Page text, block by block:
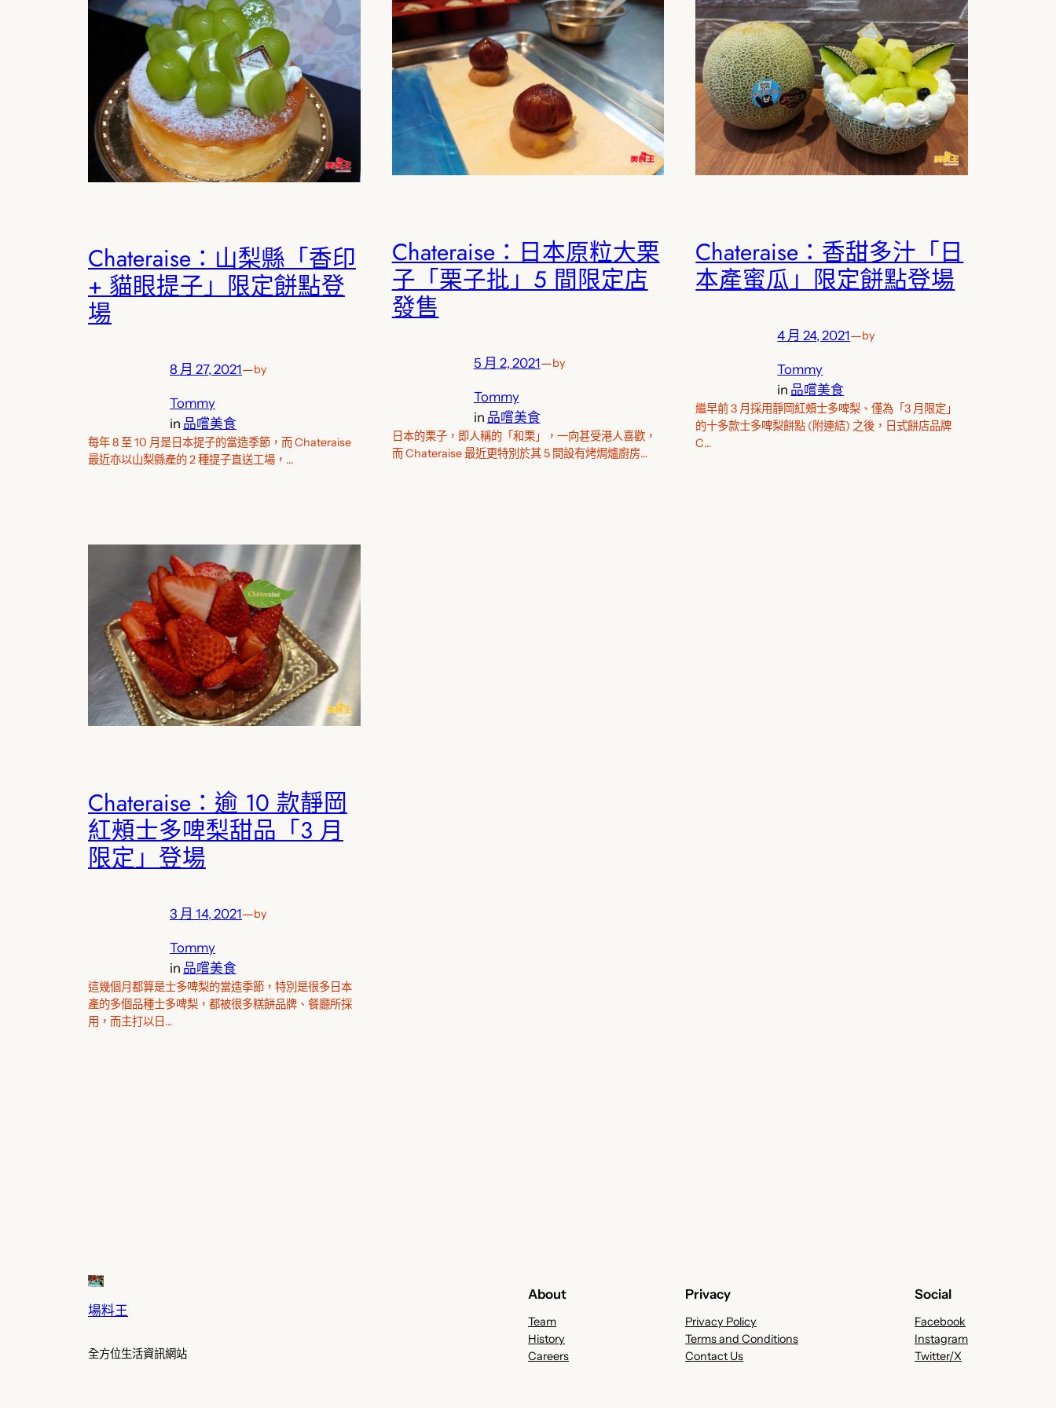
Chateraise：山梨縣「香印
+ 貓眼提子」限定餅點登
場
8 月 27, 2021—by
Tommy
in 品嚐美食
每年 8 至 10 月是日本提子的當造季節，而 Chateraise
最近亦以山梨縣產的 2 種提子直送工場，…
Chateraise：日本原粒大栗
子「栗子批」5 間限定店
發售
5 月 2, 2021—by
Tommy
in 品嚐美食
日本的栗子，即人稱的「和栗」，一向甚受港人喜歡，
而 Chateraise 最近更特別於其 5 間設有烤焗爐廚房…
Chateraise：香甜多汁「日
本產蜜瓜」限定餅點登場
4 月 24, 2021—by
Tommy
in 品嚐美食
繼早前 3 月採用靜岡紅頰士多啤梨、僅為「3 月限定」
的十多款士多啤梨餅點 (附連結) 之後，日式餅店品牌
C…
Chateraise：逾 10 款靜岡
紅頰士多啤梨甜品「3 月
限定」登場
3 月 14, 2021—by
Tommy
in 品嚐美食
這幾個月都算是士多啤梨的當造季節，特別是很多日本
產的多個品種士多啤梨，都被很多糕餅品牌、餐廳所採
用，而主打以日…
場料王
全方位生活資訊網站
About
Team
History
Careers
Privacy
Privacy Policy
Terms and Conditions
Contact Us
Social
Facebook
Instagram
Twitter/X